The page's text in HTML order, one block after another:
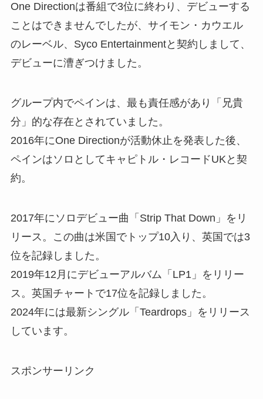
One Directionは番組で3位に終わり、デビューする
ことはできませんでしたが、サイモン・カウエル
のレーベル、Syco Entertainmentと契約しまして、
デビューに漕ぎつけました。
グループ内でペインは、最も責任感があり「兄貴
分」的な存在とされていました。
2016年にOne Directionが活動休止を発表した後、
ペインはソロとしてキャピトル・レコードUKと契
約。
2017年にソロデビュー曲「Strip That Down」をリ
リース。この曲は米国でトップ10入り、英国では3
位を記録しました。
2019年12月にデビューアルバム「LP1」をリリー
ス。英国チャートで17位を記録しました。
2024年には最新シングル「Teardrops」をリリース
しています。
スポンサーリンク